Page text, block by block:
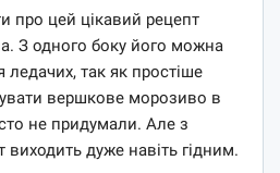
про цей цікавий рецепт
З одного боку його можна
так як простіше
вершкове морозиво в
не придумали. Але з
виходить дуже навіть гідним.